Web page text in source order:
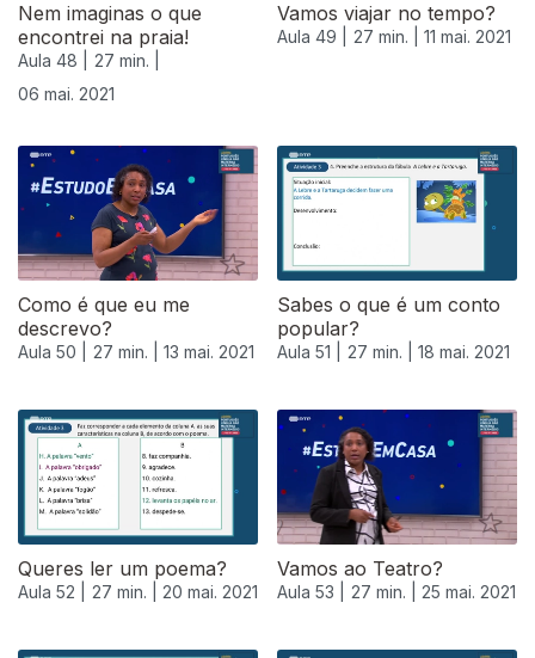
Nem imaginas o que
encontrei na praia!
Aula 48 |
27 min. |
06 mai. 2021
Vamos viajar no tempo?
Aula 49 | 27 min. | 11 mai. 2021
Como é que eu me
descrevo?
Aula 50 | 27 min. | 13 mai. 2021
Sabes o que é um conto
popular?
Aula 51 | 27 min. | 18 mai. 2021
Queres ler um poema?
Aula 52 | 27 min. | 20 mai. 2021
Vamos ao Teatro?
Aula 53 | 27 min. | 25 mai. 2021